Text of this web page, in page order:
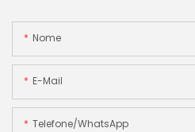
Nome
E-Mail
Telefone/WhatsApp